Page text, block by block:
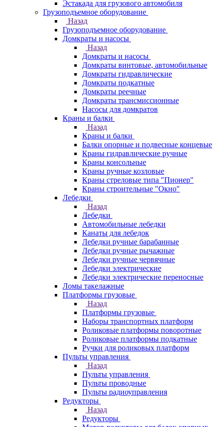
Эстакада для грузового автомобиля
Грузоподъемное оборудование
Назад
Грузоподъемное оборудование
Домкраты и насосы
Назад
Домкраты и насосы
Домкраты винтовые, автомобильные
Домкраты гидравлические
Домкраты подкатные
Домкраты реечные
Домкраты трансмиссионные
Насосы для домкратов
Краны и балки
Назад
Краны и балки
Балки опорные и подвесные концевые
Краны гидравлические ручные
Краны консольные
Краны ручные козловые
Краны стреловые типа "Пионер"
Краны строительные "Окно"
Лебедки
Назад
Лебедки
Автомобильные лебедки
Канаты для лебедок
Лебедки ручные барабанные
Лебедки ручные рычажные
Лебедки ручные червячные
Лебедки электрические
Лебедки электрические переносные
Ломы такелажные
Платформы грузовые
Назад
Платформы грузовые
Наборы транспортных платформ
Роликовые платформы поворотные
Роликовые платформы подкатные
Ручки для роликовых платформ
Пульты управления
Назад
Пульты управления
Пульты проводные
Пульты радиоуправления
Редукторы
Назад
Редукторы